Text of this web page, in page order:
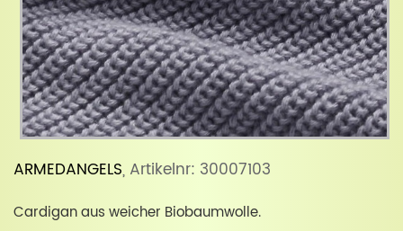
ARMEDANGELS, Artikelnr: 30007103
Cardigan aus weicher Biobaumwolle.